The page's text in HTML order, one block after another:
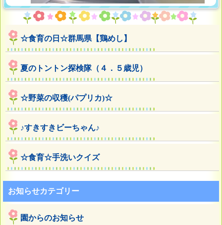
☆食育の日☆群馬県【鶏めし】
夏のトントン探検隊（４．５歳児）
☆野菜の収穫(パプリカ)☆
♪すきすきビーちゃん♪
☆食育☆手洗いクイズ
お知らせカテゴリー
園からのお知らせ